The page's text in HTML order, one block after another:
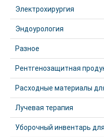
Электрохирургия
Эндоурология
Разное
Рентгенозащитная
Расходные материалы
Лучевая терапия
Уборочный инвентарь